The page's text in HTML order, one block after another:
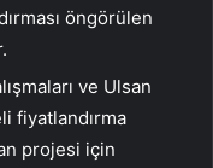
öngörülen
ve Ulsan
fiyatlandırma
projesi için